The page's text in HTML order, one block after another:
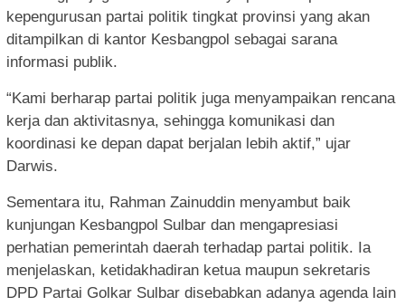
kepengurusan partai politik tingkat provinsi yang akan
ditampilkan di kantor Kesbangpol sebagai sarana
informasi publik.
“Kami berharap partai politik juga menyampaikan rencana
kerja dan aktivitasnya, sehingga komunikasi dan
koordinasi ke depan dapat berjalan lebih aktif,” ujar
Darwis.
Sementara itu, Rahman Zainuddin menyambut baik
kunjungan Kesbangpol Sulbar dan mengapresiasi
perhatian pemerintah daerah terhadap partai politik. Ia
menjelaskan, ketidakhadiran ketua maupun sekretaris
DPD Partai Golkar Sulbar disebabkan adanya agenda lain